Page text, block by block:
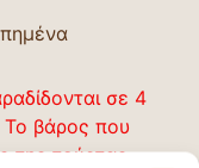
σε 4
Το βάρος που
της τούρτας